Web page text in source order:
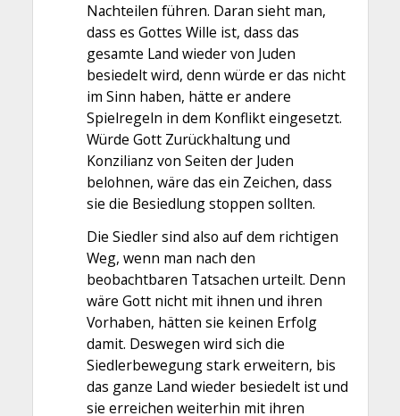
Nachteilen führen. Daran sieht man,
dass es Gottes Wille ist, dass das
gesamte Land wieder von Juden
besiedelt wird, denn würde er das nicht
im Sinn haben, hätte er andere
Spielregeln in dem Konflikt eingesetzt.
Würde Gott Zurückhaltung und
Konzilianz von Seiten der Juden
belohnen, wäre das ein Zeichen, dass
sie die Besiedlung stoppen sollten.
Die Siedler sind also auf dem richtigen
Weg, wenn man nach den
beobachtbaren Tatsachen urteilt. Denn
wäre Gott nicht mit ihnen und ihren
Vorhaben, hätten sie keinen Erfolg
damit. Deswegen wird sich die
Siedlerbewegung stark erweitern, bis
das ganze Land wieder besiedelt ist und
sie erreichen weiterhin mit ihren